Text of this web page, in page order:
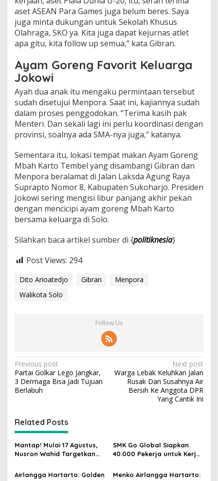
aset ASEAN Para Games juga belum beres. Saya
juga minta dukungan untuk Sekolah Khusus
Olahraga, SKO ya. Kita juga dapat kejurnas atlet
apa gitu, kita follow up semua,” kata Gibran.
Ayam Goreng Favorit Keluarga
Jokowi
Ayah dua anak itu mengaku permintaan tersebut
sudah disetujui Menpora. Saat ini, kajiannya sudah
dalam proses penggodokan. “Terima kasih pak
Menteri. Dan sekali lagi ini perlu koordinasi dengan
provinsi, soalnya ada SMA-nya juga,” katanya.
Sementara itu, lokasi tempat makan Ayam Goreng
Mbah Karto Tembel yang disambangi Gibran dan
Menpora beralamat di Jalan Laksda Agung Raya
Suprapto Nomor 8, Kabupaten Sukoharjo. Presiden
Jokowi sering mengisi libur panjang akhir pekan
dengan mencicipi ayam goreng Mbah Karto
bersama keluarga di Solo.
Silahkan baca artikel sumber di {politiknesia}
Post Views: 294
Dito Arioatedjo Gibran
Menpora
Walikota Solo
Follow Us
P
o
s
n
a
v
i
g
Previous post
Partai Golkar Lego Jangkar,
3 Dermaga Bisa Jadi Tujuan
Berlabuh
Next post
Warga Lebak Keluhkan Jalan
Rusak Dan Susahnya Air
Bersih Ke Anggota DPR
Yang Cantik Ini
Related Posts
Mantap! Mulai 17 Agustus,
Nusron Wahid Targetkan
10 Hari
SMK Go Global Siapkan
40.000 Pekerja untuk Kerja
Agustus
Airlangga Hartarto: Golden
Menko Airlangga Hartarto: